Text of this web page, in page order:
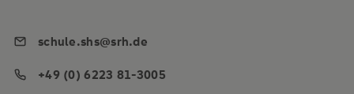
schule.shs@srh.de
+49 (0) 6223 81-3005